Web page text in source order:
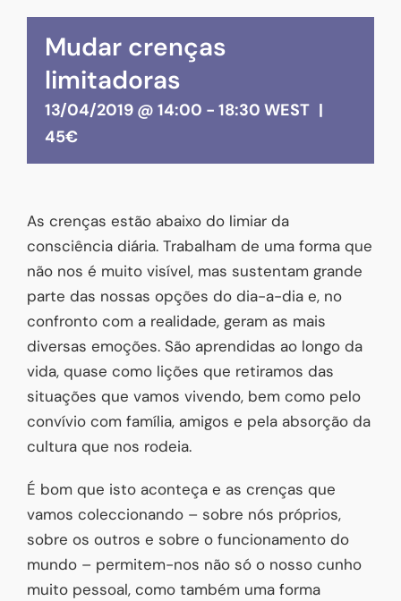
Mudar crenças
limitadoras
13/04/2019 @ 14:00 - 18:30 WEST |
45€
As crenças estão abaixo do limiar da
consciência diária. Trabalham de uma forma que
não nos é muito visível, mas sustentam grande
parte das nossas opções do dia-a-dia e, no
confronto com a realidade, geram as mais
diversas emoções. São aprendidas ao longo da
vida, quase como lições que retiramos das
situações que vamos vivendo, bem como pelo
convívio com família, amigos e pela absorção da
cultura que nos rodeia.
É bom que isto aconteça e as crenças que
vamos coleccionando – sobre nós próprios,
sobre os outros e sobre o funcionamento do
mundo – permitem-nos não só o nosso cunho
muito pessoal, como também uma forma